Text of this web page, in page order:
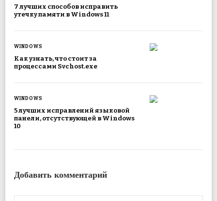
7 лучших способов исправить
утечку памяти в Windows 11
WINDOWS
Как узнать, что стоит за
процессами Svchost.exe
WINDOWS
5 лучших исправлений языковой
панели, отсутствующей в Windows
10
Добавить комментарий